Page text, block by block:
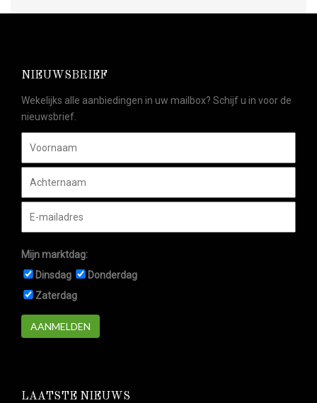
NIEUWSBRIEF
Wekelijks alle aanbiedingen in uw mailbox? Schijf u in voor de
nieuwsbrief.
Mijn marktdag:
Dinsdag
Donderdag
Zaterdag
AANMELDEN
LAATSTE NIEUWS